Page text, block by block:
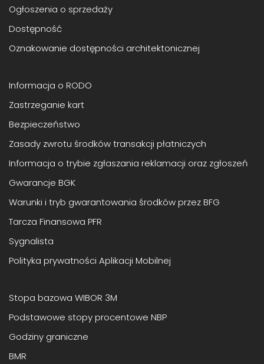
Ogłoszenia o sprzedaży
Dostępność
Oznakowanie dostępności architektonicznej
Informacja o RODO
Zastrzeganie kart
Bezpieczeństwo
Zasady zwrotu środków transakcji płatniczych
Informacja o trybie zgłaszania reklamacji oraz zgłoszeń
Gwarancje BGK
Warunki i tryb gwarantowania środków przez BFG
Tarcza Finansowa PFR
Sygnalista
Polityka prywatności Aplikacji Mobilnej
Stopa bazowa WIBOR 3M
Podstawowe stopy procentowe NBP
Godziny graniczne
BMR